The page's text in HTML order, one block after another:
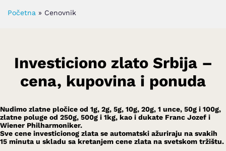
Početna » Cenovnik
Investiciono zlato Srbija –
cena, kupovina i ponuda
Nudimo zlatne pločice od 1g, 2g, 5g, 10g, 20g, 1 unce, 50g i 100g,
zlatne poluge od 250g, 500g i 1kg, kao i dukate Franc Jozef i
Wiener Philharmoniker.
Sve cene investicionog zlata se automatski ažuriraju na svakih
15 minuta u skladu sa kretanjem cene zlata na svetskom tržištu.